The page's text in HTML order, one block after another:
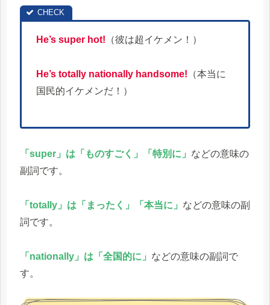
He’s super hot! （彼は超イケメン！）
He’s totally nationally handsome! （本当に
国民的イケメンだ！）
「super」は「ものすごく」「特別に」 などの意味の
副詞です。
「totally」は「まったく」「本当に」 などの意味の副
詞です。
「nationally」は「全国的に」 などの意味の副詞で
す。